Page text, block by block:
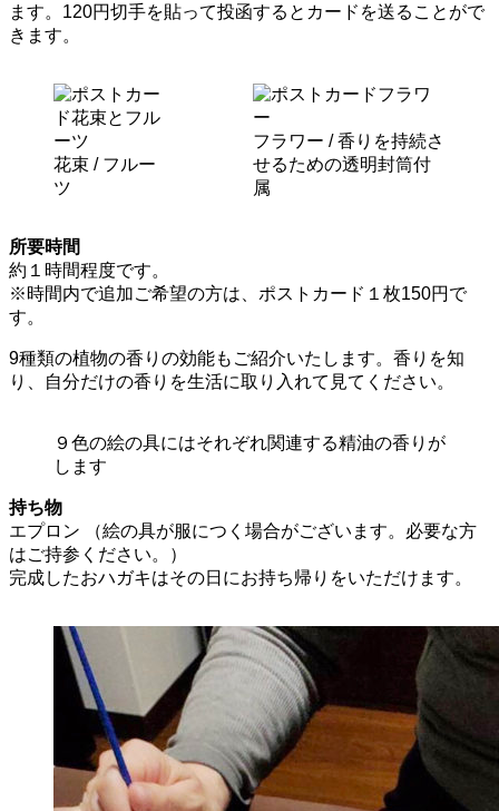
ます。120円切手を貼って投函するとカードを送ることがで
きます。
花束 / フルー
ツ
フラワー / 香りを持続さ
せるための透明封筒付
属
所要時間
約１時間程度です。
※時間内で追加ご希望の方は、ポストカード１枚150円で
す。
9種類の植物の香りの効能もご紹介いたします。香りを知
り、自分だけの香りを生活に取り入れて見てください。
９色の絵の具にはそれぞれ関連する精油の香りが
します
持ち物
エプロン （絵の具が服につく場合がございます。必要な方
はご持参ください。）
完成したおハガキはその日にお持ち帰りをいただけます。